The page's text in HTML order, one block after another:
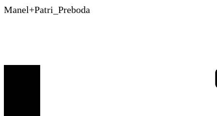
Manel+Patri_Preboda